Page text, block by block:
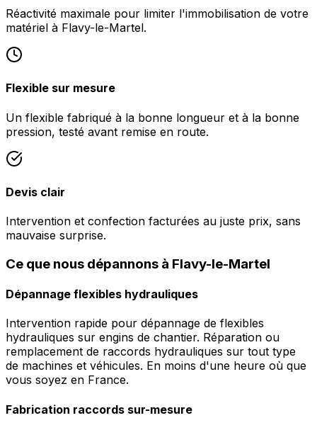
Réactivité maximale pour limiter l'immobilisation de votre
matériel à Flavy-le-Martel.
Flexible sur mesure
Un flexible fabriqué à la bonne longueur et à la bonne
pression, testé avant remise en route.
Devis clair
Intervention et confection facturées au juste prix, sans
mauvaise surprise.
Ce que nous dépannons à Flavy-le-Martel
Dépannage flexibles hydrauliques
Intervention rapide pour dépannage de flexibles
hydrauliques sur engins de chantier. Réparation ou
remplacement de raccords hydrauliques sur tout type
de machines et véhicules. En moins d'une heure où que
vous soyez en France.
Fabrication raccords sur-mesure